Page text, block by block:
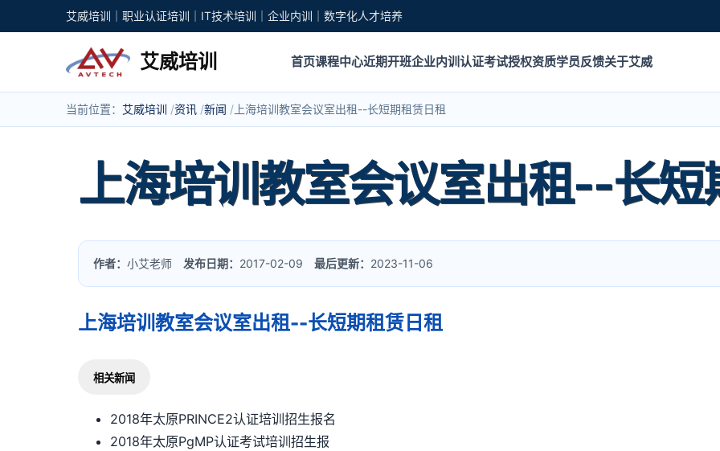
艾威培训｜职业认证培训｜IT技术培训｜企业内训｜数字化人才培养
艾威培训 首页课程中心近期开班企业内训认证考试授权资质学员反馈关于艾威
当前位置： 艾威培训 资讯 新闻 上海培训教室会议室出租--长短期租赁日租
上海培训教室会议室出租--长短
作者：小艾老师 发布日期： 2017-02-09最后更新： 2023-11-06
上海培训教室会议室出租--长短期租赁日租
相关新闻
2018年太原PRINCE2认证培训招生报名
2018年太原PgMP认证考试培训招生报